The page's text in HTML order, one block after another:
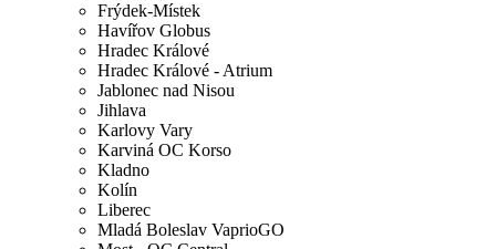
Frýdek-Místek
Havířov Globus
Hradec Králové
Hradec Králové - Atrium
Jablonec nad Nisou
Jihlava
Karlovy Vary
Karviná OC Korso
Kladno
Kolín
Liberec
Mladá Boleslav VaprioGO